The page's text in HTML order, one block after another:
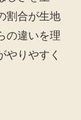
割合が生地
の違いを理
やりやすく